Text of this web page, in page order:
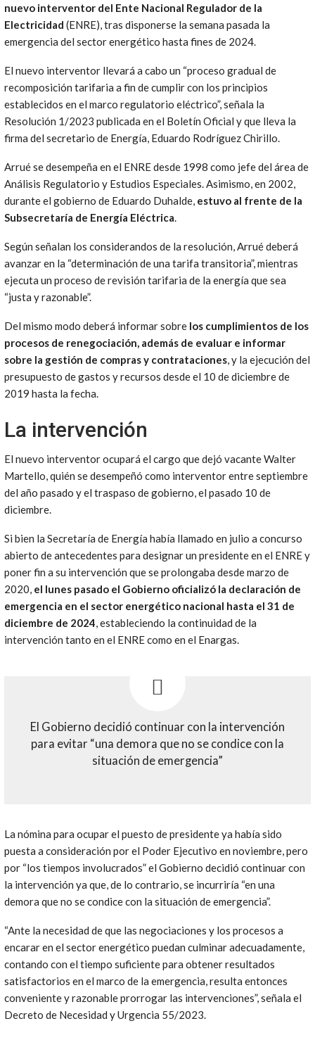
nuevo interventor del Ente Nacional Regulador de la
Electricidad (ENRE), tras disponerse la semana pasada la
emergencia del sector energético hasta fines de 2024.
El nuevo interventor llevará a cabo un “proceso gradual de
recomposición tarifaria a fin de cumplir con los principios
establecidos en el marco regulatorio eléctrico”, señala la
Resolución 1/2023 publicada en el Boletín Oficial y que lleva la
firma del secretario de Energía, Eduardo Rodríguez Chirillo.
Arrué se desempeña en el ENRE desde 1998 como jefe del área de
Análisis Regulatorio y Estudios Especiales. Asimismo, en 2002,
durante el gobierno de Eduardo Duhalde, estuvo al frente de la
Subsecretaría de Energía Eléctrica.
Según señalan los considerandos de la resolución, Arrué deberá
avanzar en la “determinación de una tarifa transitoria”, mientras
ejecuta un proceso de revisión tarifaria de la energía que sea
“justa y razonable”.
Del mismo modo deberá informar sobre los cumplimientos de los
procesos de renegociación, además de evaluar e informar
sobre la gestión de compras y contrataciones, y la ejecución del
presupuesto de gastos y recursos desde el 10 de diciembre de
2019 hasta la fecha.
La intervención
El nuevo interventor ocupará el cargo que dejó vacante Walter
Martello, quién se desempeñó como interventor entre septiembre
del año pasado y el traspaso de gobierno, el pasado 10 de
diciembre.
Si bien la Secretaría de Energía había llamado en julio a concurso
abierto de antecedentes para designar un presidente en el ENRE y
poner fin a su intervención que se prolongaba desde marzo de
2020, el lunes pasado el Gobierno oficializó la declaración de
emergencia en el sector energético nacional hasta el 31 de
diciembre de 2024, estableciendo la continuidad de la
intervención tanto en el ENRE como en el Enargas.
El Gobierno decidió continuar con la intervención
para evitar “una demora que no se condice con la
situación de emergencia”
La nómina para ocupar el puesto de presidente ya había sido
puesta a consideración por el Poder Ejecutivo en noviembre, pero
por “los tiempos involucrados” el Gobierno decidió continuar con
la intervención ya que, de lo contrario, se incurriría “en una
demora que no se condice con la situación de emergencia”.
“Ante la necesidad de que las negociaciones y los procesos a
encarar en el sector energético puedan culminar adecuadamente,
contando con el tiempo suficiente para obtener resultados
satisfactorios en el marco de la emergencia, resulta entonces
conveniente y razonable prorrogar las intervenciones”, señala el
Decreto de Necesidad y Urgencia 55/2023.